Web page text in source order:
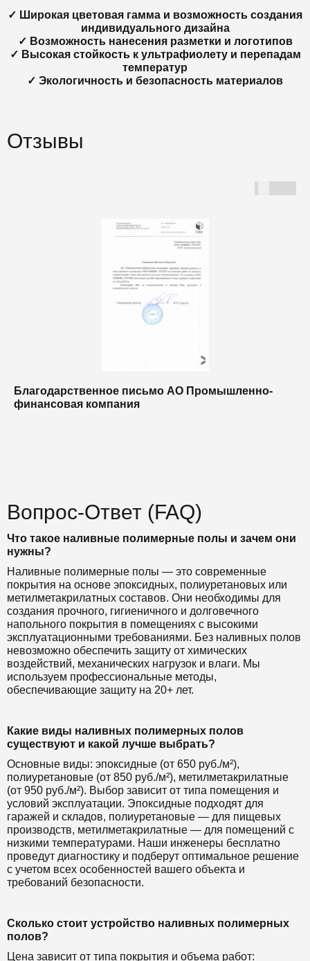
✓ Широкая цветовая гамма и возможность создания
индивидуального дизайна
✓ Возможность нанесения разметки и логотипов
✓ Высокая стойкость к ультрафиолету и перепадам
температур
✓ Экологичность и безопасность материалов
Отзывы
Благодарственное письмо АО Промышленно-
финансовая компания
Вопрос-Ответ (FAQ)
Что такое наливные полимерные полы и зачем они
нужны?
Наливные полимерные полы — это современные
покрытия на основе эпоксидных, полиуретановых или
метилметакрилатных составов. Они необходимы для
создания прочного, гигиеничного и долговечного
напольного покрытия в помещениях с высокими
эксплуатационными требованиями. Без наливных полов
невозможно обеспечить защиту от химических
воздействий, механических нагрузок и влаги. Мы
используем профессиональные методы,
обеспечивающие защиту на 20+ лет.
Какие виды наливных полимерных полов
существуют и какой лучше выбрать?
Основные виды: эпоксидные (от 650 руб./м²),
полиуретановые (от 850 руб./м²), метилметакрилатные
(от 950 руб./м²). Выбор зависит от типа помещения и
условий эксплуатации. Эпоксидные подходят для
гаражей и складов, полиуретановые — для пищевых
производств, метилметакрилатные — для помещений с
низкими температурами. Наши инженеры бесплатно
проведут диагностику и подберут оптимальное решение
с учетом всех особенностей вашего объекта и
требований безопасности.
Сколько стоит устройство наливных полимерных
полов?
Цена зависит от типа покрытия и объема работ: